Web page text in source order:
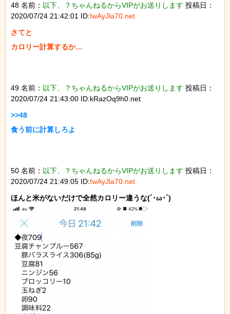
48 名前： 以下、？ちゃんねるからVIPがお送りします 投稿日：
2020/07/24 21:42:01 ID:IwAyJla70.net
さてと
カロリー計算するか…
49 名前： 以下、？ちゃんねるからVIPがお送りします 投稿日：
2020/07/24 21:43:00 ID:kRazOq9h0.net
>>48
食う前に計算しろよ
50 名前： 以下、？ちゃんねるからVIPがお送りします 投稿日：
2020/07/24 21:49:05 ID:IwAyJla70.net